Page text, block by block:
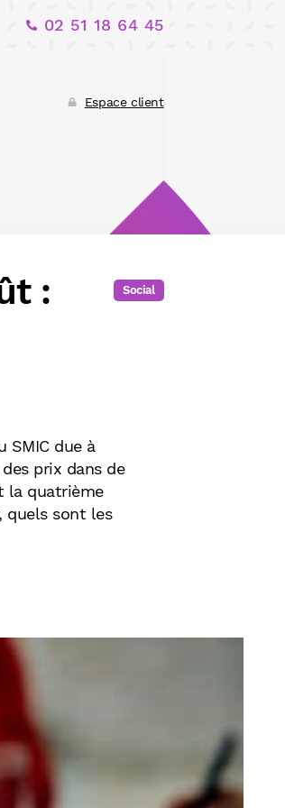
02 51 18 64 45
Espace client
:
Social
SMIC due à
prix dans de
la quatrième
quels sont les